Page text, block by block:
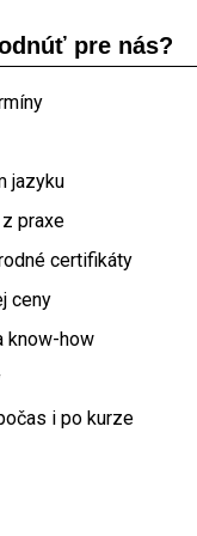
pre nás?
jazyku
praxe
certifikáty
ceny
know-how
i po kurze